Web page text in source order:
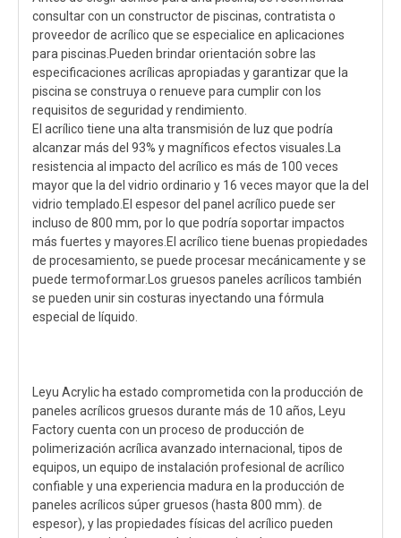
consultar con un constructor de piscinas, contratista o
proveedor de acrílico que se especialice en aplicaciones
para piscinas.Pueden brindar orientación sobre las
especificaciones acrílicas apropiadas y garantizar que la
piscina se construya o renueve para cumplir con los
requisitos de seguridad y rendimiento.
El acrílico tiene una alta transmisión de luz que podría
alcanzar más del 93% y magníficos efectos visuales.La
resistencia al impacto del acrílico es más de 100 veces
mayor que la del vidrio ordinario y 16 veces mayor que la del
vidrio templado.El espesor del panel acrílico puede ser
incluso de 800 mm, por lo que podría soportar impactos
más fuertes y mayores.El acrílico tiene buenas propiedades
de procesamiento, se puede procesar mecánicamente y se
puede termoformar.Los gruesos paneles acrílicos también
se pueden unir sin costuras inyectando una fórmula
especial de líquido.
Leyu Acrylic ha estado comprometida con la producción de
paneles acrílicos gruesos durante más de 10 años, Leyu
Factory cuenta con un proceso de producción de
polimerización acrílica avanzado internacional, tipos de
equipos, un equipo de instalación profesional de acrílico
confiable y una experiencia madura en la producción de
paneles acrílicos súper gruesos (hasta 800 mm). de
espesor), y las propiedades físicas del acrílico pueden